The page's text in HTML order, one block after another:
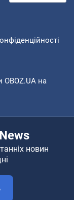
OBOZ.UA на
новин